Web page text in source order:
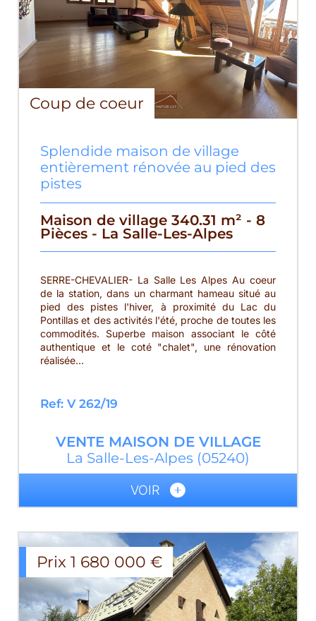
Coup de coeur
Splendide maison de village
entièrement rénovée au pied des
pistes
Maison de village 340.31 m² - 8
Pièces - La Salle-Les-Alpes
SERRE-CHEVALIER- La Salle Les Alpes Au coeur
de la station, dans un charmant hameau situé au
pied des pistes l'hiver, à proximité du Lac du
Pontillas et des activités l'été, proche de toutes les
commodités. Superbe maison associant le côté
authentique et le coté "chalet", une rénovation
réalisée...
Ref: V 262/19
VENTE MAISON DE VILLAGE
La Salle-Les-Alpes (05240)
VOIR
Prix 1 680 000 €